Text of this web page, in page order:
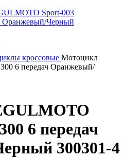
кроссовые Мотоцикл
6 передач Оранжевый/
6 передач
300301-4